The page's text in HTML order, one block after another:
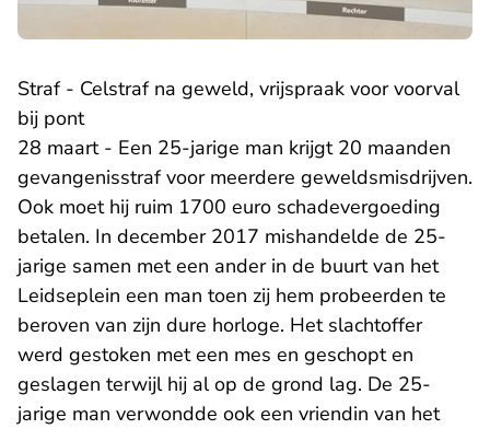
Straf - Celstraf na geweld, vrijspraak voor voorval
bij pont
28 maart - Een 25-jarige man krijgt 20 maanden
gevangenisstraf voor meerdere geweldsmisdrijven.
Ook moet hij ruim 1700 euro schadevergoeding
betalen. In december 2017 mishandelde de 25-
jarige samen met een ander in de buurt van het
Leidseplein een man toen zij hem probeerden te
beroven van zijn dure horloge. Het slachtoffer
werd gestoken met een mes en geschopt en
geslagen terwijl hij al op de grond lag. De 25-
jarige man verwondde ook een vriendin van het